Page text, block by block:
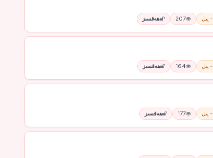
207 ھەقسىز
164 ھەقسىز
177 ھەقسىز